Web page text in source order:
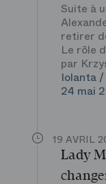
Suite à
retirer
Le rôle
par
Iolanta
24 mai
19 AVRIL
Lady